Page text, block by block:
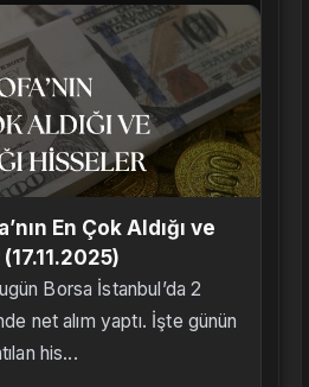
En Çok Aldığı ve
Borsa İstanbul’da 2
net alım yaptı. İşte günün
his...